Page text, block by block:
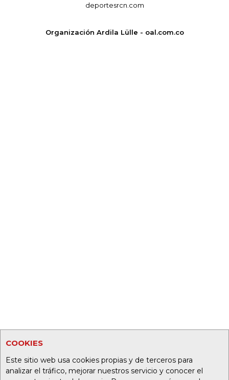
COOKIES
Este sitio web usa cookies propias y de terceros para
analizar el tráfico, mejorar nuestros servicio y conocer el
deportesrcn.com
Organización Ardila Lülle - oal.com.co